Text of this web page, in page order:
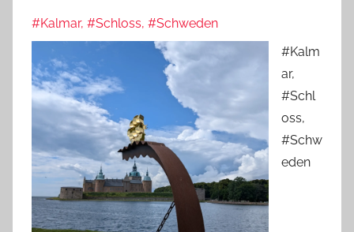
#Kalmar, #Schloss, #Schweden
#Kalm
ar,
#Schl
oss,
#Schw
eden